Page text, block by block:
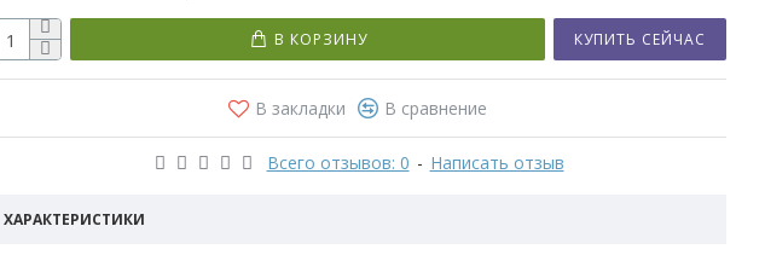
Всего отзывов: 0 - Написать отзыв
В КОРЗИНУ КУПИТЬ СЕЙЧАС
В закладки В сравнение
ХАРАКТЕРИСТИКИ